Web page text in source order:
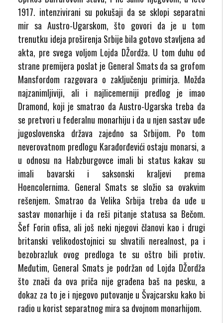
1917. intenzivirani su pokušaji da se sklopi separatni
mir sa Austro-Ugarskom, što govori da je u tom
trenutku ideja proširenja Srbije bila gotovo stavljena ad
akta, pre svega voljom Lojda DŽordža. U tom duhu od
strane premijera poslat je General Smats da sa grofom
Mansfordom razgovara o zaključenju primirja. Možda
najzanimljiviji, ali i najlicemerniji predlog je imao
Dramond, koji je smatrao da Austro-Ugarska treba da
se pretvori u federalnu monarhiju i da u njen sastav uđe
jugoslovenska država zajedno sa Srbijom. Po tom
neverovatnom predlogu Karađorđevići ostaju monarsi, a
u odnosu na Habzburgovce imali bi status kakav su
imali bavarski i saksonski kraljevi prema
Hoencolernima. General Smats se složio sa ovakvim
rešenjem. Smatrao da Velika Srbija treba da uđe u
sastav monarhije i da reši pitanje statusa sa Bečom.
Šef Forin ofisa, ali još neki njegovi članovi kao i drugi
britanski velikodostojnici su shvatili nerealnost, pa i
bezobrazluk ovog predloga te su oštro bili protiv.
Međutim, General Smats je podržan od Lojda DŽordža
što znači da ova priča nije građena baš na pesku, a
dokaz za to je i njegovo putovanje u Švajcarsku kako bi
radio u korist separatnog mira sa dvojnom monarhijom.